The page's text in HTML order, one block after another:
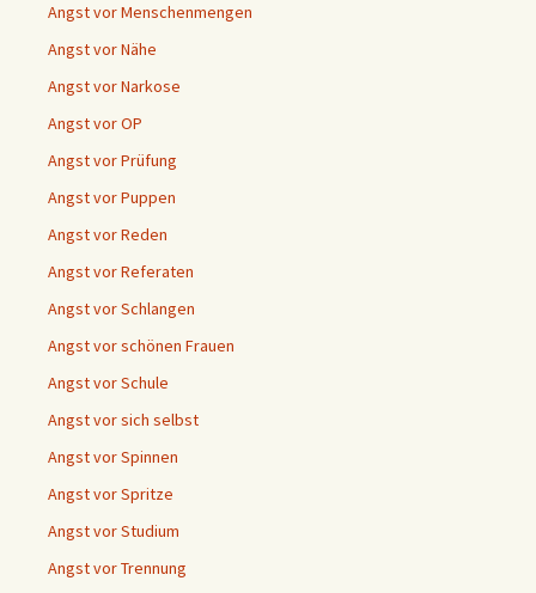
Angst vor Menschenmengen
Angst vor Nähe
Angst vor Narkose
Angst vor OP
Angst vor Prüfung
Angst vor Puppen
Angst vor Reden
Angst vor Referaten
Angst vor Schlangen
Angst vor schönen Frauen
Angst vor Schule
Angst vor sich selbst
Angst vor Spinnen
Angst vor Spritze
Angst vor Studium
Angst vor Trennung